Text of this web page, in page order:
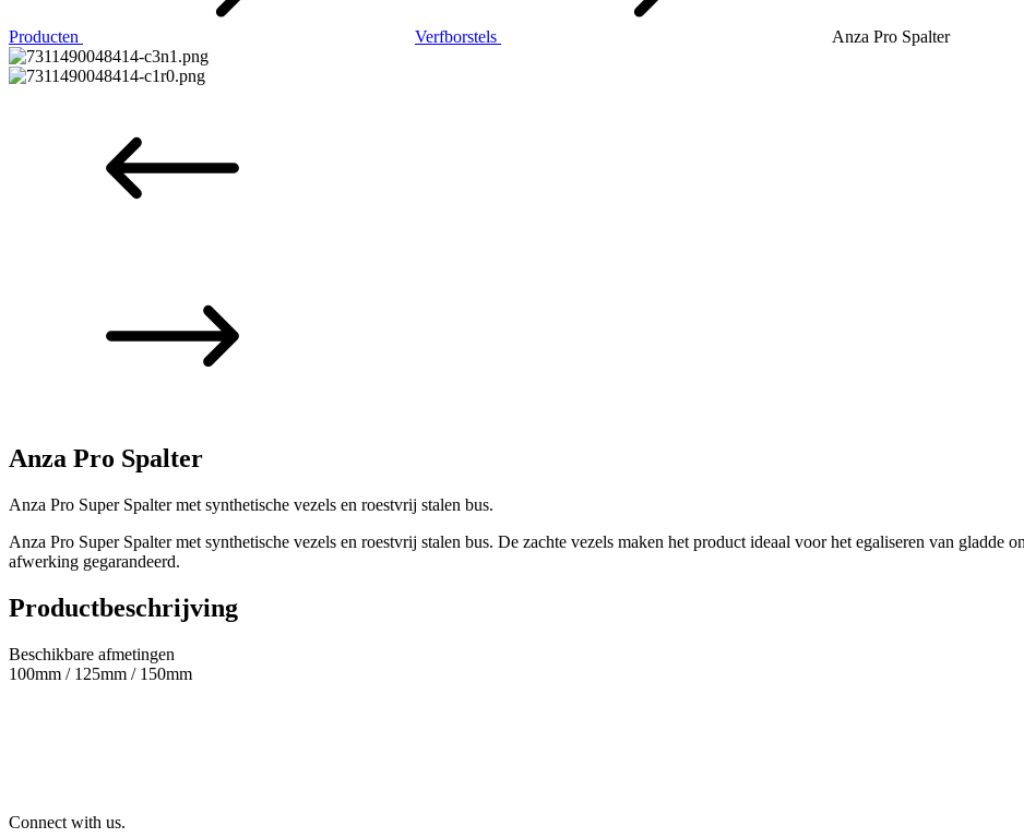
Producten Verfborstels Anza Pro Spalter
Anza Pro Spalter
Anza Pro Super Spalter met synthetische vezels en roestvrij stalen bus.
Anza Pro Super Spalter met synthetische vezels en roestvrij stalen bus. De zachte vezels maken het product ideaal voor het egaliseren van gladde
afwerking gegarandeerd.
Productbeschrijving
Beschikbare afmetingen
100mm / 125mm / 150mm
Connect with us.